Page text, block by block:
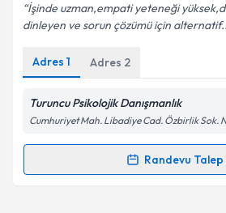
Kişisel verilerimin
Metni'ni okudum ve kişisel
kapsamda işlenmesini kabul
Takvim Talebini
İşinde uzman,empati yeteneği
dinleyen ve sorun çözümü için
Adres 1 Adres 2
Turuncu Psikolojik Danışmanlık
Cumhuriyet Mah. Libadiye Cad. Özbirlik Sok.
Randevu Talep
Randevu Takvimi Talebi